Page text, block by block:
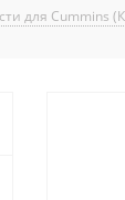
для Cummins